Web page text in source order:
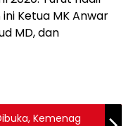
Ketua MK Anwar
MD, dan
Kemenag